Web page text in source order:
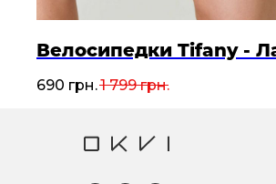
Велосипедки Tifany -
690 грн.1 799 грн.